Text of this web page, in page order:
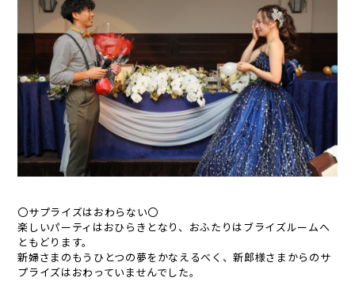
〇サプライズはおわらない〇
楽しいパーティはおひらきとなり、おふたりはブライズルームへ
ともどります。
新婦さまのもうひとつの夢をかなえるべく、新郎様さまからのサ
プライズはおわっていませんでした。